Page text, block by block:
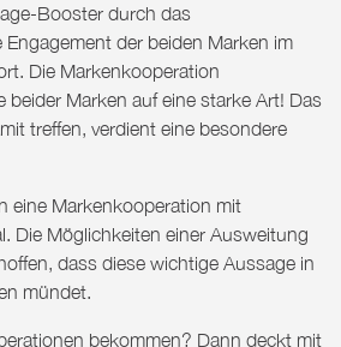
Booster durch das
Engagement der beiden Marken im
Die Markenkooperation
beider Marken auf eine starke Art! Das
treffen, verdient eine besondere
eine Markenkooperation mit
Die Möglichkeiten einer Ausweitung
dass diese wichtige Aussage in
mündet.
bekommen? Dann deckt mit